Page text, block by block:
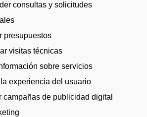
consultas y solicitudes
presupuestos
visitas técnicas
sobre servicios
experiencia del usuario
campañas de publicidad digital